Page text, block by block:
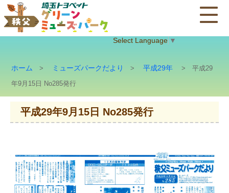
Select Language ▼
ホーム > ミューズパークだより > 平成29年 > 平成29
年9月15日 No285発行
平成29年9月15日 No285発行